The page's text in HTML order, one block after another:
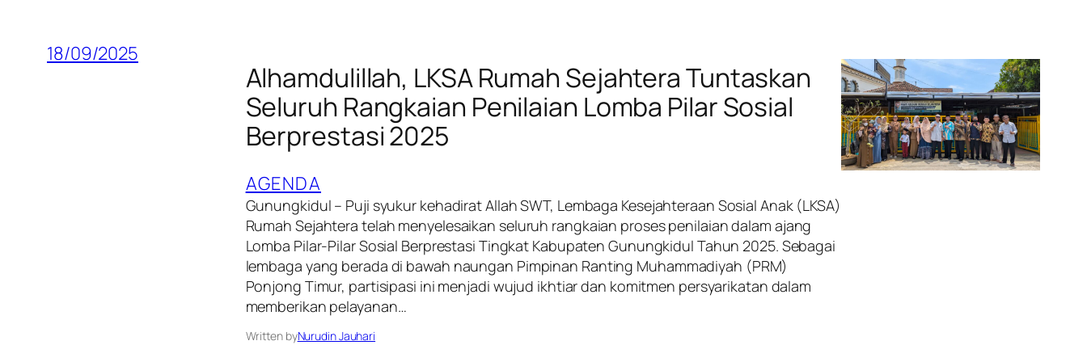
18/09/2025
Alhamdulillah, LKSA Rumah Sejahtera Tuntaskan
Seluruh Rangkaian Penilaian Lomba Pilar Sosial
Berprestasi 2025
AGENDA
Gunungkidul – Puji syukur kehadirat Allah SWT, Lembaga Kesejahteraan Sosial Anak (LKSA)
Rumah Sejahtera telah menyelesaikan seluruh rangkaian proses penilaian dalam ajang
Lomba Pilar-Pilar Sosial Berprestasi Tingkat Kabupaten Gunungkidul Tahun 2025. Sebagai
lembaga yang berada di bawah naungan Pimpinan Ranting Muhammadiyah (PRM)
Ponjong Timur, partisipasi ini menjadi wujud ikhtiar dan komitmen persyarikatan dalam
memberikan pelayanan…
Written byNurudin Jauhari